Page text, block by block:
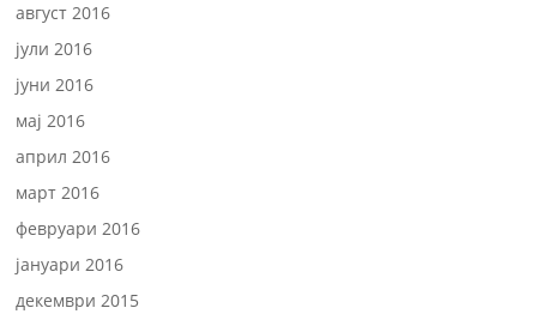
август 2016
јули 2016
јуни 2016
мај 2016
април 2016
март 2016
февруари 2016
јануари 2016
декември 2015